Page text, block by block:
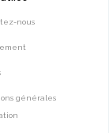
nous
générales